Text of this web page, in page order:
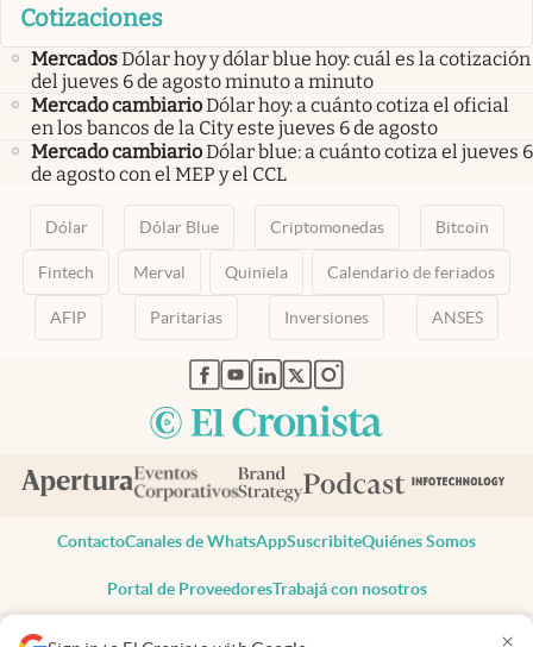
×
Cotizaciones
MercadosDólar hoy y dólar blue hoy: cuál es la cotización
del jueves 6 de agosto minuto a minuto
Mercado cambiarioDólar hoy: a cuánto cotiza el oficial
en los bancos de la City este jueves 6 de agosto
Mercado cambiarioDólar blue: a cuánto cotiza el jueves 6
de agosto con el MEP y el CCL
Dólar Dólar Blue Criptomonedas Bitcoin
Fintech Merval Quiniela Calendario de feriados
AFIP Paritarias Inversiones ANSES
abre en nueva pestaña
abre en nueva pestaña
abre en nueva pestaña
abre en nueva pestaña
abre en nueva pestaña
ContactoCanales de WhatsAppSuscribiteQuiénes Somos
Portal de ProveedoresTrabajá con nosotros